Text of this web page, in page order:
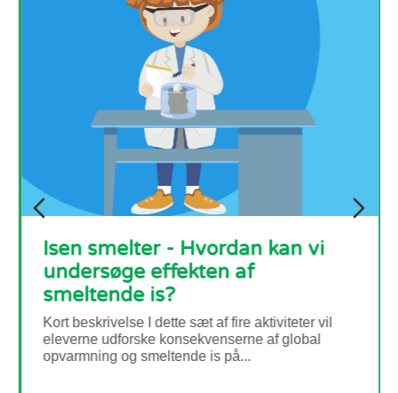
Isen smelter - Hvordan kan vi
undersøge effekten af
smeltende is?
Kort beskrivelse I dette sæt af fire aktiviteter vil
eleverne udforske konsekvenserne af global
opvarmning og smeltende is på...